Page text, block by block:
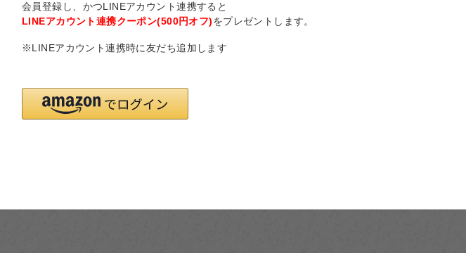
会員登録し、かつLINEアカウント連携すると
LINEアカウント連携クーポン(500円オフ)をプレゼントします。
※LINEアカウント連携時に友だち追加します